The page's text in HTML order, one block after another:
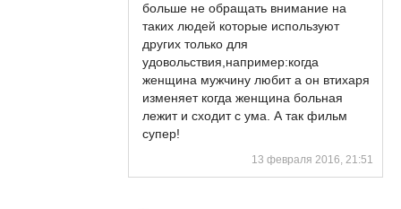
больше не обращать внимание на
таких людей которые используют
других только для
удовольствия,например:когда
женщина мужчину любит а он втихаря
изменяет когда женщина больная
лежит и сходит с ума. А так фильм
супер!
13 февраля 2016, 21:51